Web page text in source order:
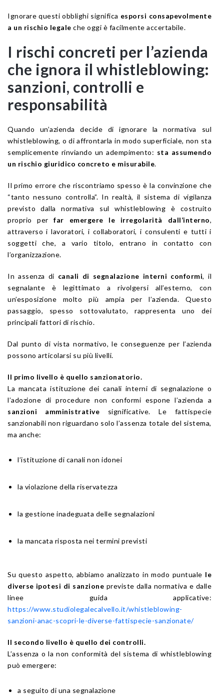
Ignorare questi obblighi significa esporsi consapevolmente
a un rischio legale che oggi è facilmente accertabile.
I rischi concreti per l’azienda
che ignora il whistleblowing:
sanzioni, controlli e
responsabilità
Quando un’azienda decide di ignorare la normativa sul
whistleblowing, o di affrontarla in modo superficiale, non sta
semplicemente rinviando un adempimento: sta assumendo
un rischio giuridico concreto e misurabile.
Il primo errore che riscontriamo spesso è la convinzione che
“tanto nessuno controlla”. In realtà, il sistema di vigilanza
previsto dalla normativa sul whistleblowing è costruito
proprio perfar emergere le irregolarità dall’interno,
attraverso i lavoratori, i collaboratori, i consulenti e tutti i
soggetti che, a vario titolo, entrano in contatto con
l’organizzazione.
In assenza di canali di segnalazione interni conformi, il
segnalante è legittimato a rivolgersi all’esterno, con
un’esposizione molto più ampia per l’azienda. Questo
passaggio, spesso sottovalutato, rappresenta uno dei
principali fattori di rischio.
Dal punto di vista normativo, le conseguenze per l’azienda
possono articolarsi su più livelli.
Il primo livello è quello sanzionatorio.
La mancata istituzione dei canali interni di segnalazione o
l’adozione di procedure non conformi espone l’azienda a
sanzioni amministrative significative. Le fattispecie
sanzionabili non riguardano solo l’assenza totale del sistema,
ma anche:
l’istituzione di canali non idonei
la violazione della riservatezza
la gestione inadeguata delle segnalazioni
la mancata risposta nei termini previsti
Su questo aspetto, abbiamo analizzato in modo puntuale le
diverse ipotesi di sanzione previste dalla normativa e dalle
linee guida applicative:
https://www.studiolegalecalvello.it/whistleblowing-
sanzioni-anac-scopri-le-diverse-fattispecie-sanzionate/
Il secondo livello è quello dei controlli.
L’assenza o la non conformità del sistema di whistleblowing
può emergere:
a seguito di una segnalazione